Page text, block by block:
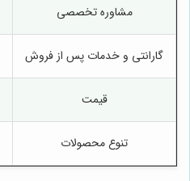
مشاوره تخصصی
گارانتی و خدمات پس از فروش
قیمت
تنوع محصولات